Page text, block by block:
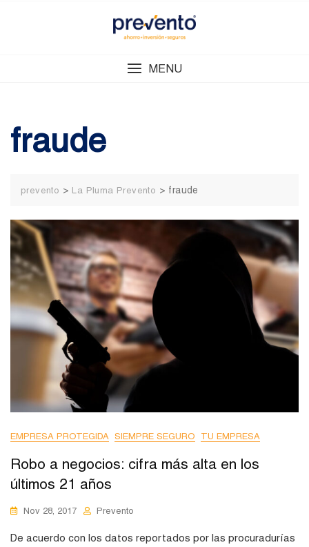
MENU
fraude
prevento > La Pluma Prevento > fraude
EMPRESA PROTEGIDA SIEMPRE SEGURO TU EMPRESA
Robo a negocios: cifra más alta en los
últimos 21 años
Nov 28, 2017 Prevento
De acuerdo con los datos reportados por las procuradurías